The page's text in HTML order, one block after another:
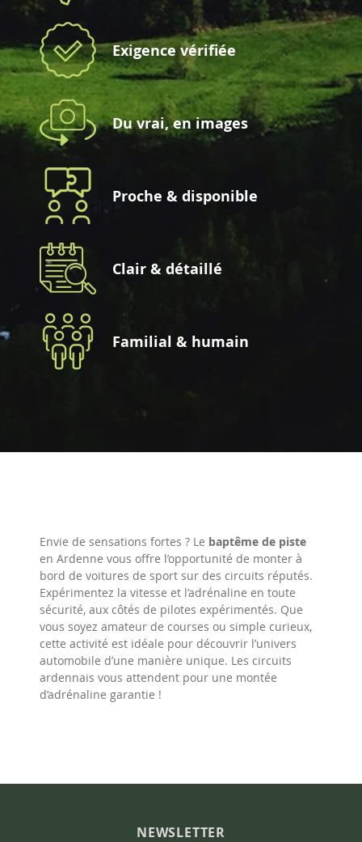
Exigence vérifiée
Du vrai, en images
Proche & disponible
Clair & détaillé
Familial & humain
Envie de sensations fortes ? Le baptême de piste
en Ardenne vous offre l’opportunité de monter à
bord de voitures de sport sur des circuits réputés.
Expérimentez la vitesse et l’adrénaline en toute
sécurité, aux côtés de pilotes expérimentés. Que
vous soyez amateur de courses ou simple curieux,
cette activité est idéale pour découvrir l’univers
automobile d’une manière unique. Les circuits
ardennais vous attendent pour une montée
d’adrénaline garantie !
NEWSLETTER